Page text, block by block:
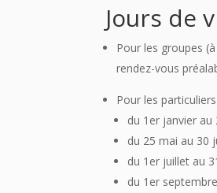
Jours de
Pour les groupes
rendez-vous
Pour les
du 1er janvier au
du 25 mai au 30
du 1er juillet au
du 1er